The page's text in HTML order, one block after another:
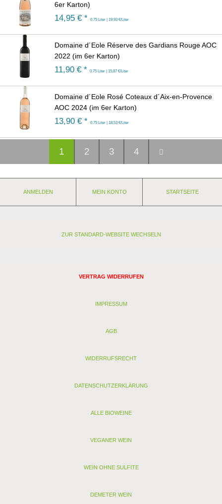
6er Karton)
14,95 € * 0.75 Liter | 19,93 €/Liter
Domaine d´Eole Réserve des Gardians Rouge AOC
2022 (im 6er Karton)
11,90 € * 0.75 Liter | 15,87 €/Liter
Domaine d´Eole Rosé Coteaux d´Aix-en-Provence
AOC 2024 (im 6er Karton)
13,90 € * 0.75 Liter | 18,53 €/Liter
1 2 3 4
ANMELDEN MEIN KONTO STARTSEITE
ZUR STANDARD-WEBSITE WECHSELN
VERTRAG WIDERRUFEN
IMPRESSUM
AGB
WIDERRUFSRECHT
DATENSCHUTZERKLÄRUNG
ALLE BIOWEINE
VEGANER WEIN
WEIN OHNE SULFITE
DEMETER WEIN